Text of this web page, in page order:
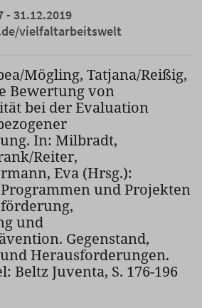
- 31.12.2019
vielfaltarbeitswelt
Mögling, Tatjana/Reißig,
Bewertung von
bei der Evaluation
In: Milbradt,
Reiter,
Eva (Hrsg.):
und Projekten
und
Gegenstand,
Herausforderungen.
Beltz Juventa, S. 176-196